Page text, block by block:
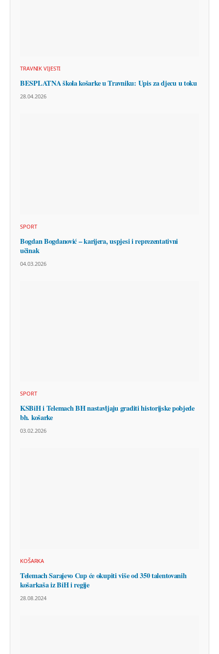
TRAVNIK VIJESTI
BESPLATNA škola košarke u Travniku: Upis za djecu u toku
28.04.2026
SPORT
Bogdan Bogdanović – karijera, uspjesi i reprezentativni
učinak
04.03.2026
SPORT
KSBiH i Telemach BH nastavljaju graditi historijske pobjede
bh. košarke
03.02.2026
KOŠARKA
Telemach Sarajevo Cup će okupiti više od 350 talentovanih
košarkaša iz BiH i regije
28.08.2024